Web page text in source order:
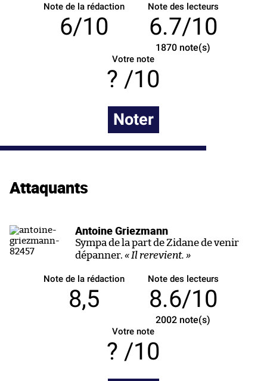
Note de la rédaction
6/10
Note des lecteurs
6.7/10
1870 note(s)
Votre note
/10
Noter
Attaquants
Antoine Griezmann
Sympa de la part de Zidane de venir
dépanner. « Il rerevient. »
Note de la rédaction
8,5
Note des lecteurs
8.6/10
2002 note(s)
Votre note
/10